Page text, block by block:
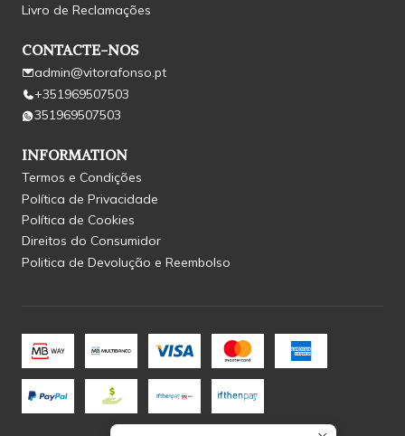
Livro de Reclamações
CONTACTE-NOS
admin@vitorafonso.pt
+351969507503
351969507503
INFORMATION
Termos e Condições
Política de Privacidade
Política de Cookies
Direitos do Consumidor
Politica de Devolução e Reembolso